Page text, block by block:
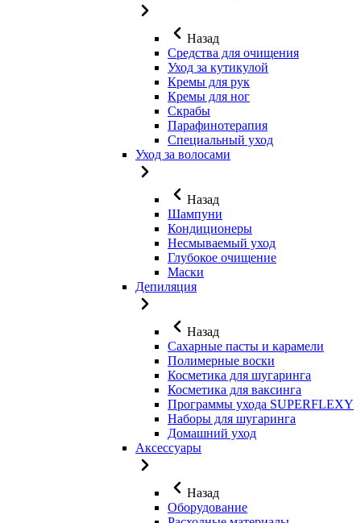
Назад
Средства для очищения
Уход за кутикулой
Кремы для рук
Кремы для ног
Скрабы
Парафинотерапия
Специальный уход
Уход за волосами
Назад
Шампуни
Кондиционеры
Несмываемый уход
Глубокое очищение
Маски
Депиляция
Назад
Сахарные пасты и карамели
Полимерные воски
Косметика для шугаринга
Косметика для ваксинга
Программы ухода SUPERFLEXY
Наборы для шугаринга
Домашний уход
Аксессуары
Назад
Оборудование